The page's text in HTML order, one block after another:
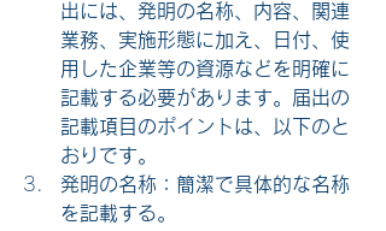
出には、発明の名称、内容、関連
業務、実施形態に加え、日付、使
用した企業等の資源などを明確に
記載する必要があります。届出の
記載項目のポイントは、以下のと
おりです。
発明の名称：簡潔で具体的な名称
を記載する。